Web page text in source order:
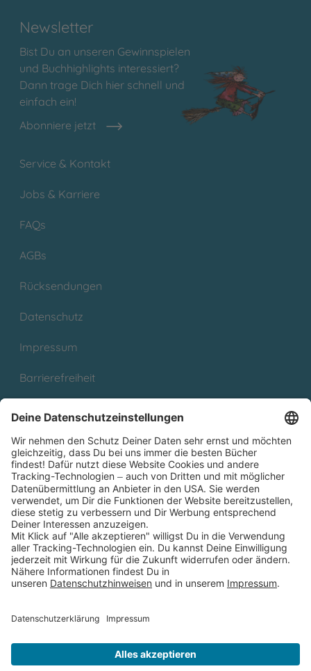
Newsletter
Bist Du an unseren Gewinnspielen
und Buchhighlights interessiert?
Dann trage Dich hier schnell und
einfach ein!
Abonniere jetzt
Service & Kontakt
Jobs & Karriere
FAQs
AGBs
Rücksendungen
Datenschutz
Impressum
Barrierefreiheit
Partnerprogramm (Affiliate)
Folge uns auf
* Versandkostenfrei ab 9,00 € Bestellwert innerhalb
Deutschlands
** Lieferzeit 1-3 Werktage innerhalb Deutschlands
Thienemann-Esslinger Verlag GmbH, Blumenstraße 36, D-70182